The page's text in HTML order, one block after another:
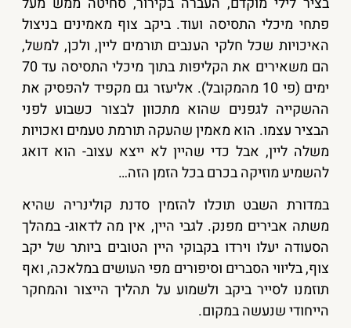
פתחי מיכלי התסיסה ועוד. ביקב צוף מאמינים בניצול
האיכויות שכל חלקי הענבים תורמים ליין, ולכן, למשל,
הם משאירים את הקליפות בתוך מיכלי התסיסה עד 70
ימים (פי 10 מהמקובל). אליעזר גם מקפיד להפסיק את
ההשקייה לגפנים שהוא מתכוון לבצור כשבוע לפני
הבציר עצמו. הוא מאמין שהעקה תורמת טעמים ואכויות
משלה ליין, אבל כדי שהיין לא ייצא עצוב- הוא דואג
להשמיע מוזיקה בכרם בכל הזמן הזה…
במדורת השבט תוכלו להזמין סדנת קולינריה שהיא
משתה אבירים מפנק. לגבי היין, אין מה לדאוג- במהלך
הסעודה יעלו וירדו בקבוקי היין הטובים ביותר של יקב
צוף, בליווי הסברים וסיפורים מפי העושים במלאכה, ואף
תוזמנו לסייר ביקב ולשמוע על תהליך הייצור והמחקר
הייחודי שנעשה במקום.